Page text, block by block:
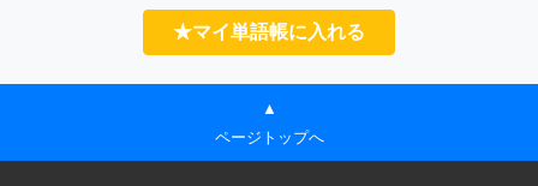
★マイ単語帳に入れる
▲
ページトップへ